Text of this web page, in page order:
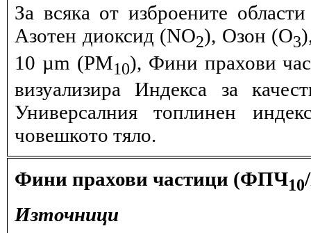
За всяка от изброените
Азотен диоксид (NO2), Озон (O3
10 µm (PM10), Фини прахови
визуализира Индекса за
Универсалния топлинен
човешкото тяло.
Фини прахови частици (ФПЧ10
Източници